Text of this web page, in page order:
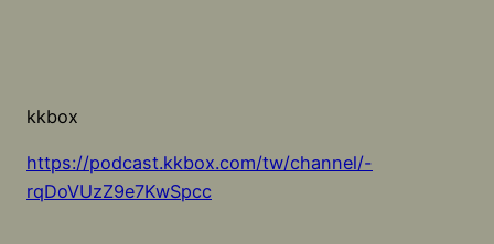
kkbox
https://podcast.kkbox.com/tw/channel/-
rqDoVUzZ9e7KwSpcc